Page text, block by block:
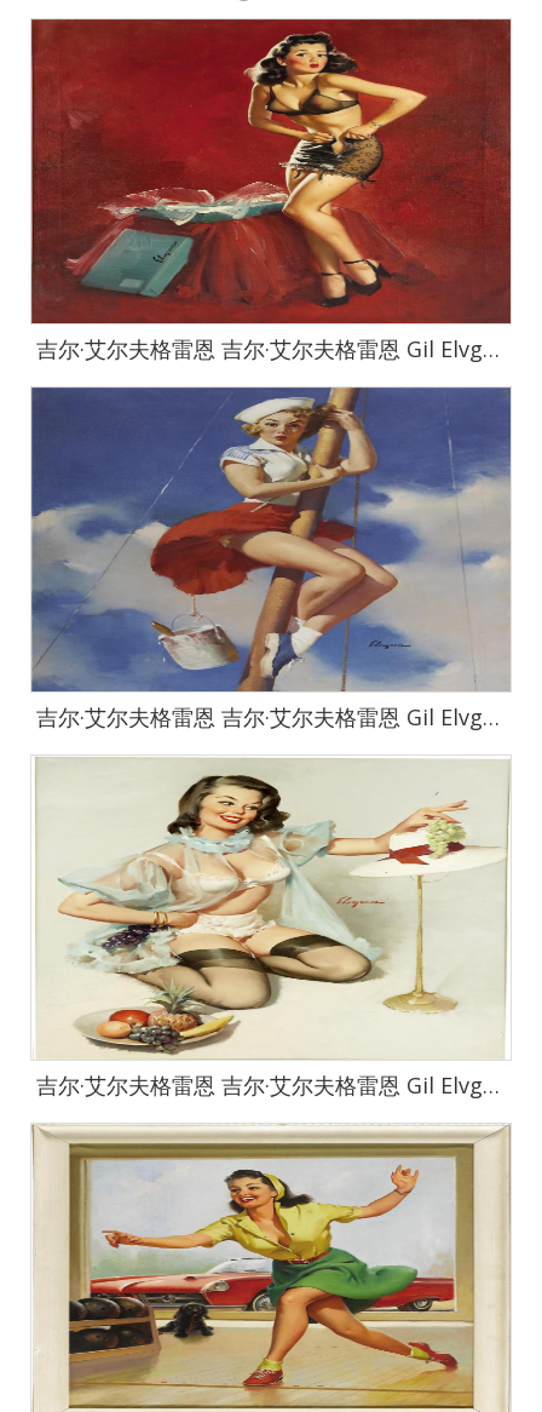
吉尔·艾尔夫格雷恩 吉尔·艾尔夫格雷恩 Gil Elvgren 作品集-25
吉尔·艾尔夫格雷恩 吉尔·艾尔夫格雷恩 Gil Elvgren 作品集-26
吉尔·艾尔夫格雷恩 吉尔·艾尔夫格雷恩 Gil Elvgren 作品集-27